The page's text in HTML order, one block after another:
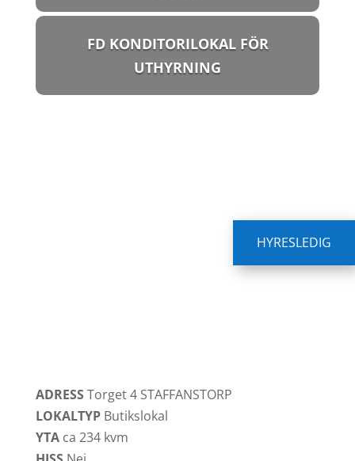
FD KONDITORILOKAL FÖR
UTHYRNING
HYRESLEDIG
ADRESSTorget 4 STAFFANSTORP
LOKALTYPButikslokal
YTA ca 234 kvm